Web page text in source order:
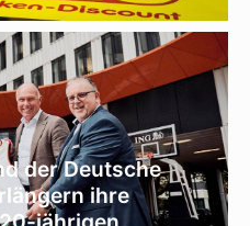
der Deutsche
ihre